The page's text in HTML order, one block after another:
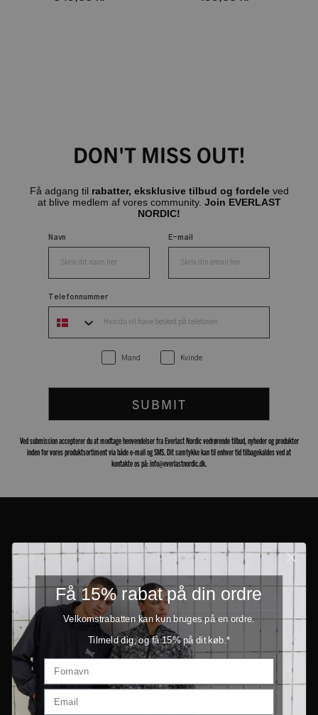
DON'T MISS OUT!
Få adgang til rabatter, eksklusive tilbud og fordele ved
at blive medlem af vores community. Join EVERLAST
NORDIC!
Navn E-mail
Telefonnummer
Mand Kvinde
SUBMIT
Ved submission accepterer du at modtage henvendelser fra Everlast Nordic vedrørende tilbud, nyheder og produkter
inden for vores produktsortiment via både e-mail og SMS. Dit samtykke kan til enhver tid tilbagekaldes ved at
kontakte os på: info@everlastnordic.dk.
PRODUCTS
INFORMATION
Få 15% rabat på din ordre
Velkomstrabatten kan kun bruges på en ordre.
Tilmeld dig, og få 15% på dit køb.*